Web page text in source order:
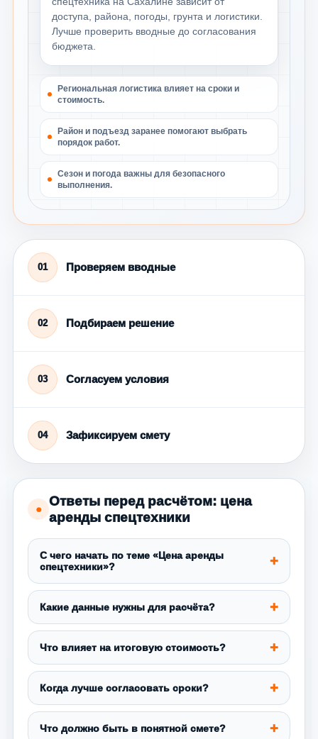
доступа, района, погоды, грунта и логистики.
Лучше проверить вводные до согласования
бюджета.
Региональная логистика влияет на сроки и
стоимость.
Район и подъезд заранее помогают выбрать
порядок работ.
Сезон и погода важны для безопасного
выполнения.
01 Проверяем вводные
02 Подбираем решение
03 Согласуем условия
04 Зафиксируем смету
●
Ответы перед расчётом: цена
аренды спецтехники
С чего начать по теме «Цена аренды
спецтехники»?
Какие данные нужны для расчёта?
Что влияет на итоговую стоимость?
Когда лучше согласовать сроки?
Что должно быть в понятной смете?